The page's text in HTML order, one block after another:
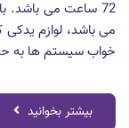
72 ساعت می باشد.
می باشد، لوازم
خواب سیستم ها به
بیشتر بخوانید